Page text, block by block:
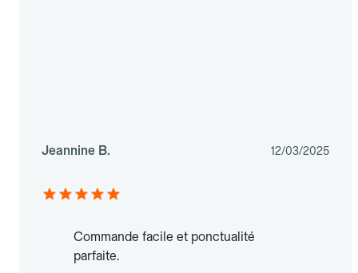
Jeannine B. 12/03/2025
Commande facile et ponctualité
parfaite.